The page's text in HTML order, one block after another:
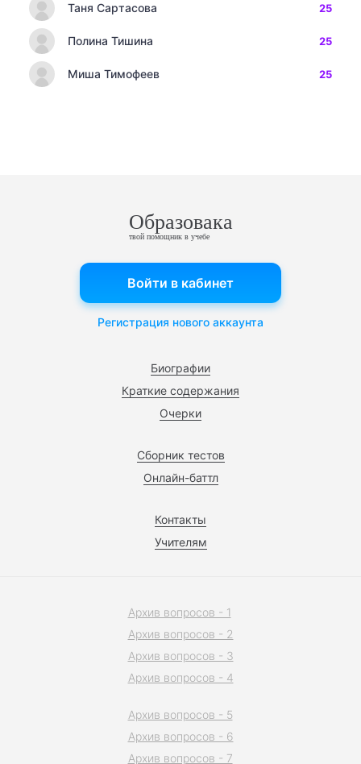
Таня Сартасова 25
Полина Тишина 25
Миша Тимофеев 25
Образовака
твой помощник в учебе
Биографии
Краткие содержания
Очерки
Сборник тестов
Онлайн-баттл
Контакты
Учителям
Войти в кабинет
Регистрация нового аккаунта
Архив вопросов - 1
Архив вопросов - 2
Архив вопросов - 3
Архив вопросов - 4
Архив вопросов - 5
Архив вопросов - 6
Архив вопросов - 7